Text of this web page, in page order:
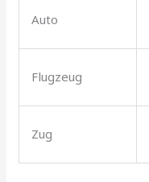
Auto
Flugzeug
Zug